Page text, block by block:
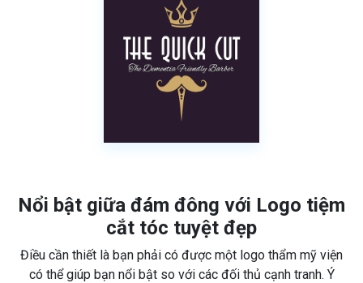
Nổi bật giữa đám đông với Logo tiệm
cắt tóc tuyệt đẹp
Điều cần thiết là bạn phải có được một logo thẩm mỹ viện
có thể giúp bạn nổi bật so với các đối thủ cạnh tranh. Ý